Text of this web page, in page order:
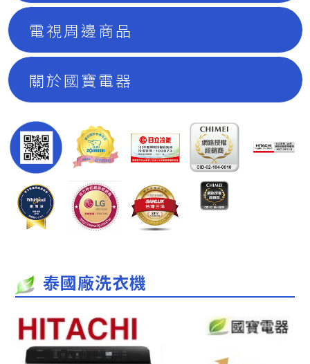
電視周邊商品
關於國寶電器
泰國廠洗衣機